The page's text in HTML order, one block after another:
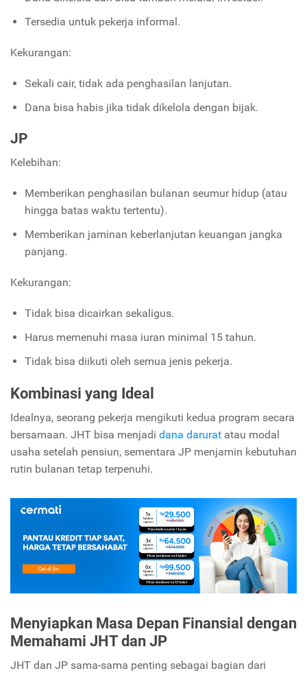
Tersedia untuk pekerja informal.
Kekurangan:
Sekali cair, tidak ada penghasilan lanjutan.
Dana bisa habis jika tidak dikelola dengan bijak.
JP
Kelebihan:
Memberikan penghasilan bulanan seumur hidup (atau
hingga batas waktu tertentu).
Memberikan jaminan keberlanjutan keuangan jangka
panjang.
Kekurangan:
Tidak bisa dicairkan sekaligus.
Harus memenuhi masa iuran minimal 15 tahun.
Tidak bisa diikuti oleh semua jenis pekerja.
Kombinasi yang Ideal
Idealnya, seorang pekerja mengikuti kedua program secara
bersamaan. JHT bisa menjadi dana darurat atau modal
usaha setelah pensiun, sementara JP menjamin kebutuhan
rutin bulanan tetap terpenuhi.
Menyiapkan Masa Depan Finansial dengan
Memahami JHT dan JP
JHT dan JP sama-sama penting sebagai bagian dari